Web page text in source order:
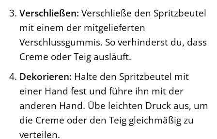
Verschließen: Verschließe den Spritzbeutel
mit einem der mitgelieferten
Verschlussgummis. So verhinderst du, dass
Creme oder Teig ausläuft.
Dekorieren: Halte den Spritzbeutel mit
einer Hand fest und führe ihn mit der
anderen Hand. Übe leichten Druck aus, um
die Creme oder den Teig gleichmäßig zu
verteilen.